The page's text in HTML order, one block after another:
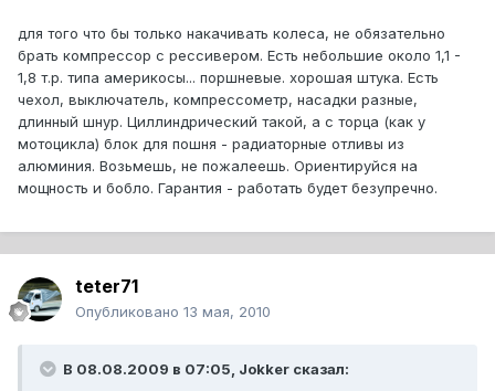
для того что бы только накачивать колеса, не обязательно
брать компрессор с рессивером. Есть небольшие около 1,1 -
1,8 т.р. типа америкосы... поршневые. хорошая штука. Есть
чехол, выключатель, компрессометр, насадки разные,
длинный шнур. Циллиндрический такой, а с торца (как у
мотоцикла) блок для пошня - радиаторные отливы из
алюминия. Возьмешь, не пожалеешь. Ориентируйся на
мощность и бобло. Гарантия - работать будет безупречно.
teter71
Опубликовано 13 мая, 2010
В 08.08.2009 в 07:05, Jokker сказал: